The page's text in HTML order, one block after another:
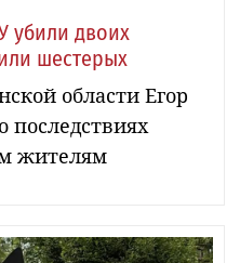
убили двоих
шестерых
области Егор
последствиях
жителям